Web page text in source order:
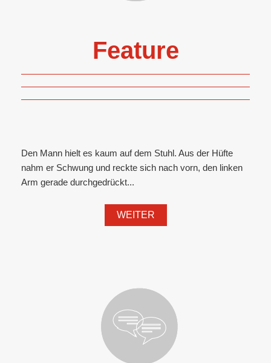
Feature
Den Mann hielt es kaum auf dem Stuhl. Aus der Hüfte
nahm er Schwung und reckte sich nach vorn, den linken
Arm gerade durchgedrückt...
WEITER